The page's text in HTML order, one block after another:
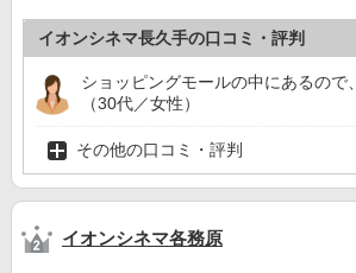
イオンシネマ長久手の口コミ・評判
ショッピングモールの中にあるので
（30代／女性）
その他の口コミ・評判
イオンシネマ各務原